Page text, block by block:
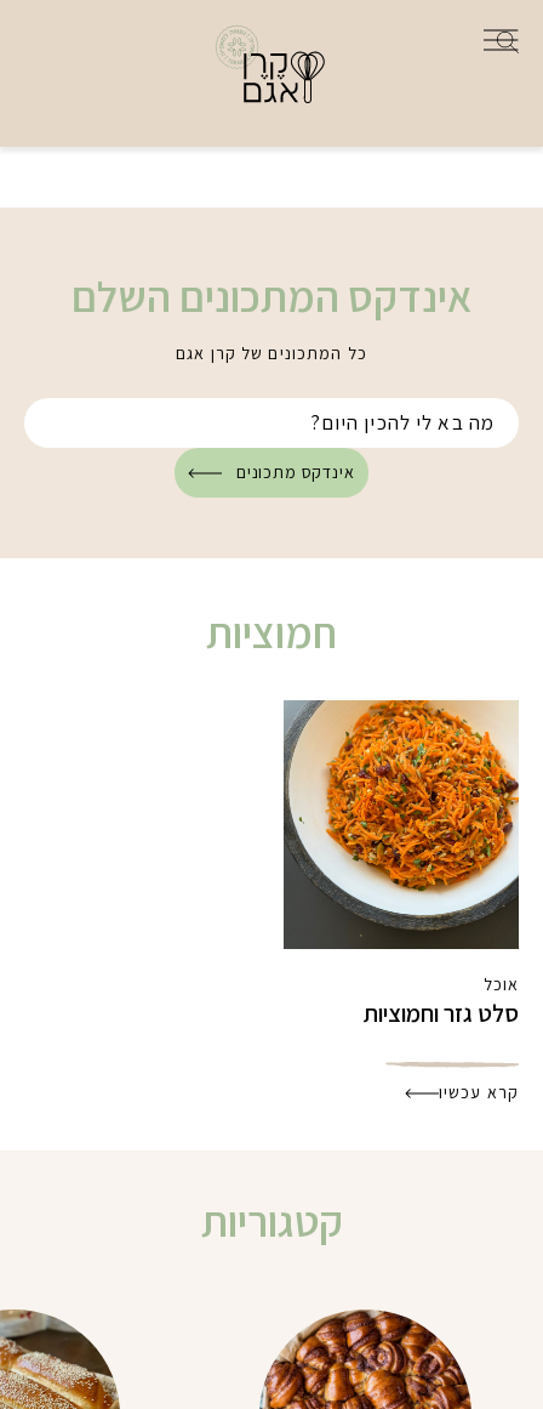
אינדקס המתכונים השלם
כל המתכונים של קרן אגם
אינדקס מתכונים
חמוציות
אוכל
סלט גזר וחמוציות
קרא עכשיו
קטגוריות